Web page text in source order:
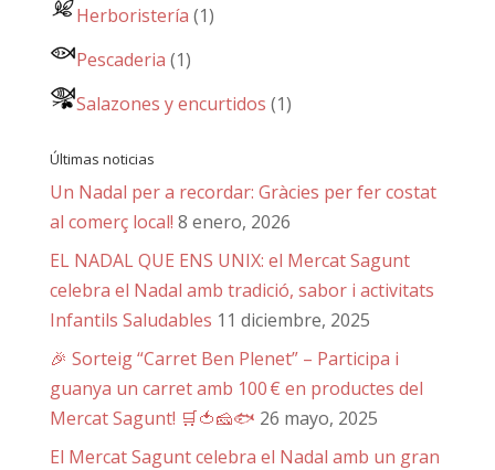
Herboristería (1)
Pescaderia (1)
Salazones y encurtidos (1)
Últimas noticias
Un Nadal per a recordar: Gràcies per fer costat
al comerç local! 8 enero, 2026
EL NADAL QUE ENS UNIX: el Mercat Sagunt
celebra el Nadal amb tradició, sabor i activitats
Infantils Saludables 11 diciembre, 2025
🎉 Sorteig “Carret Ben Plenet” – Participa i
guanya un carret amb 100 € en productes del
Mercat Sagunt! 🛒🍅🧀🐟 26 mayo, 2025
El Mercat Sagunt celebra el Nadal amb un gran